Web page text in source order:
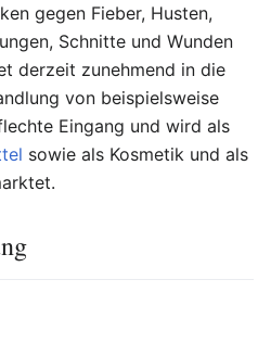
gegen Fieber, Husten,
Schnitte und Wunden
derzeit zunehmend in die
von beispielsweise
Eingang und wird als
sowie als Kosmetik und als